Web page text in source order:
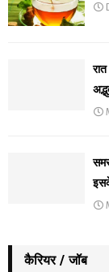
कैरियर / जॉब